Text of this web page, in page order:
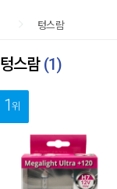
텅스람 (1)
1위